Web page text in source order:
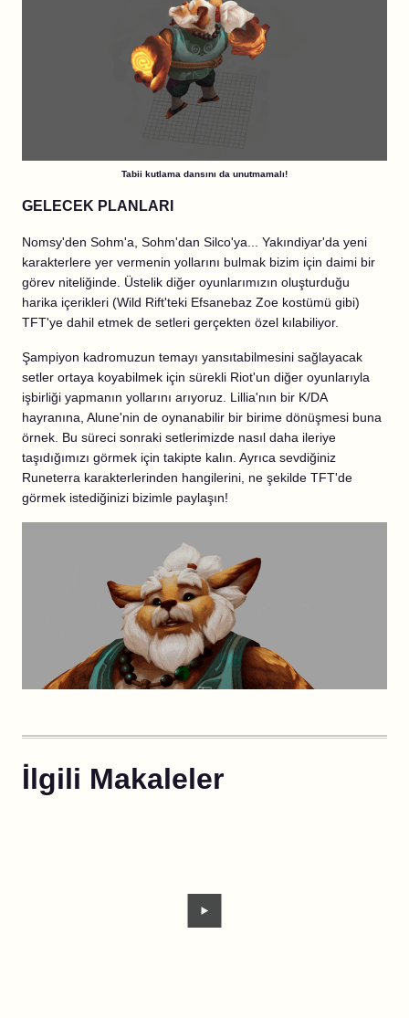
Tabii kutlama dansını da unutmamalı!
GELECEK PLANLARI
Nomsy'den Sohm'a, Sohm'dan Silco'ya... Yakındiyar'da yeni
karakterlere yer vermenin yollarını bulmak bizim için daimi bir
görev niteliğinde. Üstelik diğer oyunlarımızın oluşturduğu
harika içerikleri (Wild Rift'teki Efsanebaz Zoe kostümü gibi)
TFT'ye dahil etmek de setleri gerçekten özel kılabiliyor.
Şampiyon kadromuzun temayı yansıtabilmesini sağlayacak
setler ortaya koyabilmek için sürekli Riot'un diğer oyunlarıyla
işbirliği yapmanın yollarını arıyoruz. Lillia'nın bir K/DA
hayranına, Alune'nin de oynanabilir bir birime dönüşmesi buna
örnek. Bu süreci sonraki setlerimizde nasıl daha ileriye
taşıdığımızı görmek için takipte kalın. Ayrıca sevdiğiniz
Runeterra karakterlerinden hangilerini, ne şekilde TFT'de
görmek istediğinizi bizimle paylaşın!
İlgili Makaleler